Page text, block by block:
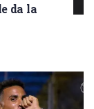
da la